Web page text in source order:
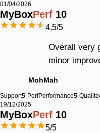
01/04/2026
MyBoxPerf 10
4,5/5
Overall very
minor
MohMah
Support5 PerfPerformance5 Qualité
19/12/2025
MyBoxPerf 10
5/5